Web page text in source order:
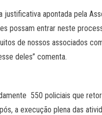
justificativa apontada pela
possam entrar neste
de nossos associados
deles” comenta.
550 policiais que
a execução plena das